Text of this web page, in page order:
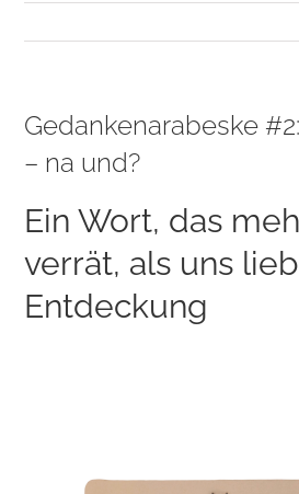
Gedankenarabeske
– na und?
Ein Wort, das
verrät, als uns
Entdeckung